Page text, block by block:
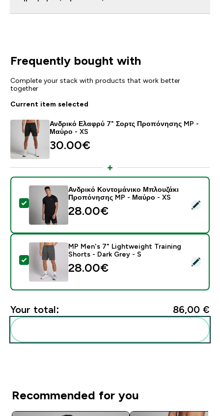
Frequently bought with
Complete your stack with products that work better
together
Current item selected
Ανδρικό Ελαφρύ 7" Σορτς Προπόνησης MP -
Μαύρο - XS
30.00€‎
Select this product - Ανδρικό Κοντομάνικο
Ανδρικό Κοντομάνικο Μπλουζάκι
Προπόνησης MP - Μαύρο - XS
28.00€‎
Select this product - MP Men's 7" Lightweight
MP Men's 7" Lightweight Training
Shorts - Dark Grey - S
28.00€‎
Your total: 86,00 €‎
Recommended for you